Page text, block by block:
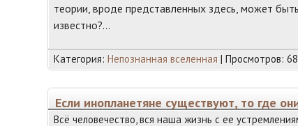
теории, вроде представленных здесь, может
известно?…
Категория:Непознанная вселенная | Просмотров:
Если инопланетяне существуют, то где
Всё человечество, вся наша жизнь с ее